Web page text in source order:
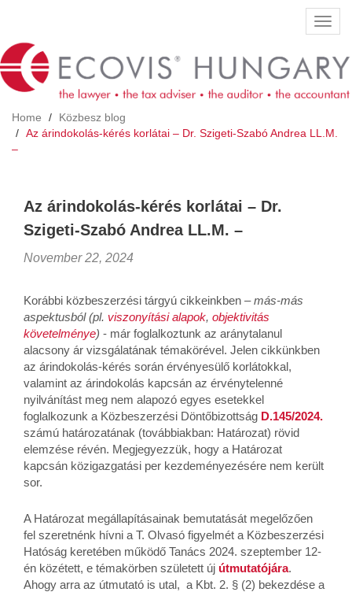
content
Home
Közbesz blog
Az árindokolás-kérés korlátai – Dr. Szigeti-Szabó Andrea LL.M.
–
Az árindokolás-kérés korlátai – Dr.
Szigeti-Szabó Andrea LL.M. –
November 22, 2024
Korábbi közbeszerzési tárgyú cikkeinkben –más-más
aspektusból (pl. viszonyítási alapok, objektivitás
követelménye) - már foglalkoztunk az aránytalanul
alacsony ár vizsgálatának témakörével. Jelen cikkünkben
az árindokolás-kérés során érvényesülő korlátokkal,
valamint az árindokolás kapcsán az érvénytelenné
nyilvánítást meg nem alapozó egyes esetekkel
foglalkozunk a Közbeszerzési Döntőbizottság D.145/2024.
számú határozatának (továbbiakban: Határozat) rövid
elemzése révén. Megjegyezzük, hogy a Határozat
kapcsán közigazgatási per kezdeményezésére nem került
sor.
A Határozat megállapításainak bemutatását megelőzően
fel szeretnénk hívni a T. Olvasó figyelmét a Közbeszerzési
Hatóság keretében működő Tanács 2024. szeptember 12-
én közétett, e témakörben született új útmutatójára.
Ahogy arra az útmutató is utal, a Kbt. 2. § (2) bekezdése a